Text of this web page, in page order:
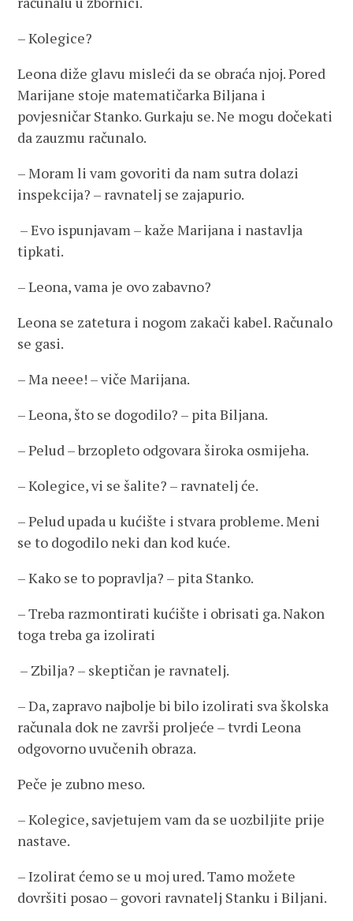
– Kolegice?
Leona diže glavu misleći da se obraća njoj. Pored
Marijane stoje matematičarka Biljana i
povjesničar Stanko. Gurkaju se. Ne mogu dočekati
da zauzmu računalo.
– Moram li vam govoriti da nam sutra dolazi
inspekcija? – ravnatelj se zajapurio.
– Evo ispunjavam – kaže Marijana i nastavlja
tipkati.
– Leona, vama je ovo zabavno?
Leona se zatetura i nogom zakači kabel. Računalo
se gasi.
– Ma neee! – viče Marijana.
– Leona, što se dogodilo? – pita Biljana.
– Pelud – brzopleto odgovara široka osmijeha.
– Kolegice, vi se šalite? – ravnatelj će.
– Pelud upada u kućište i stvara probleme. Meni
se to dogodilo neki dan kod kuće.
– Kako se to popravlja? – pita Stanko.
– Treba razmontirati kućište i obrisati ga. Nakon
toga treba ga izolirati
– Zbilja? – skeptičan je ravnatelj.
– Da, zapravo najbolje bi bilo izolirati sva školska
računala dok ne završi proljeće – tvrdi Leona
odgovorno uvučenih obraza.
Peče je zubno meso.
– Kolegice, savjetujem vam da se uozbiljite prije
nastave.
– Izolirat ćemo se u moj ured. Tamo možete
dovršiti posao – govori ravnatelj Stanku i Biljani.